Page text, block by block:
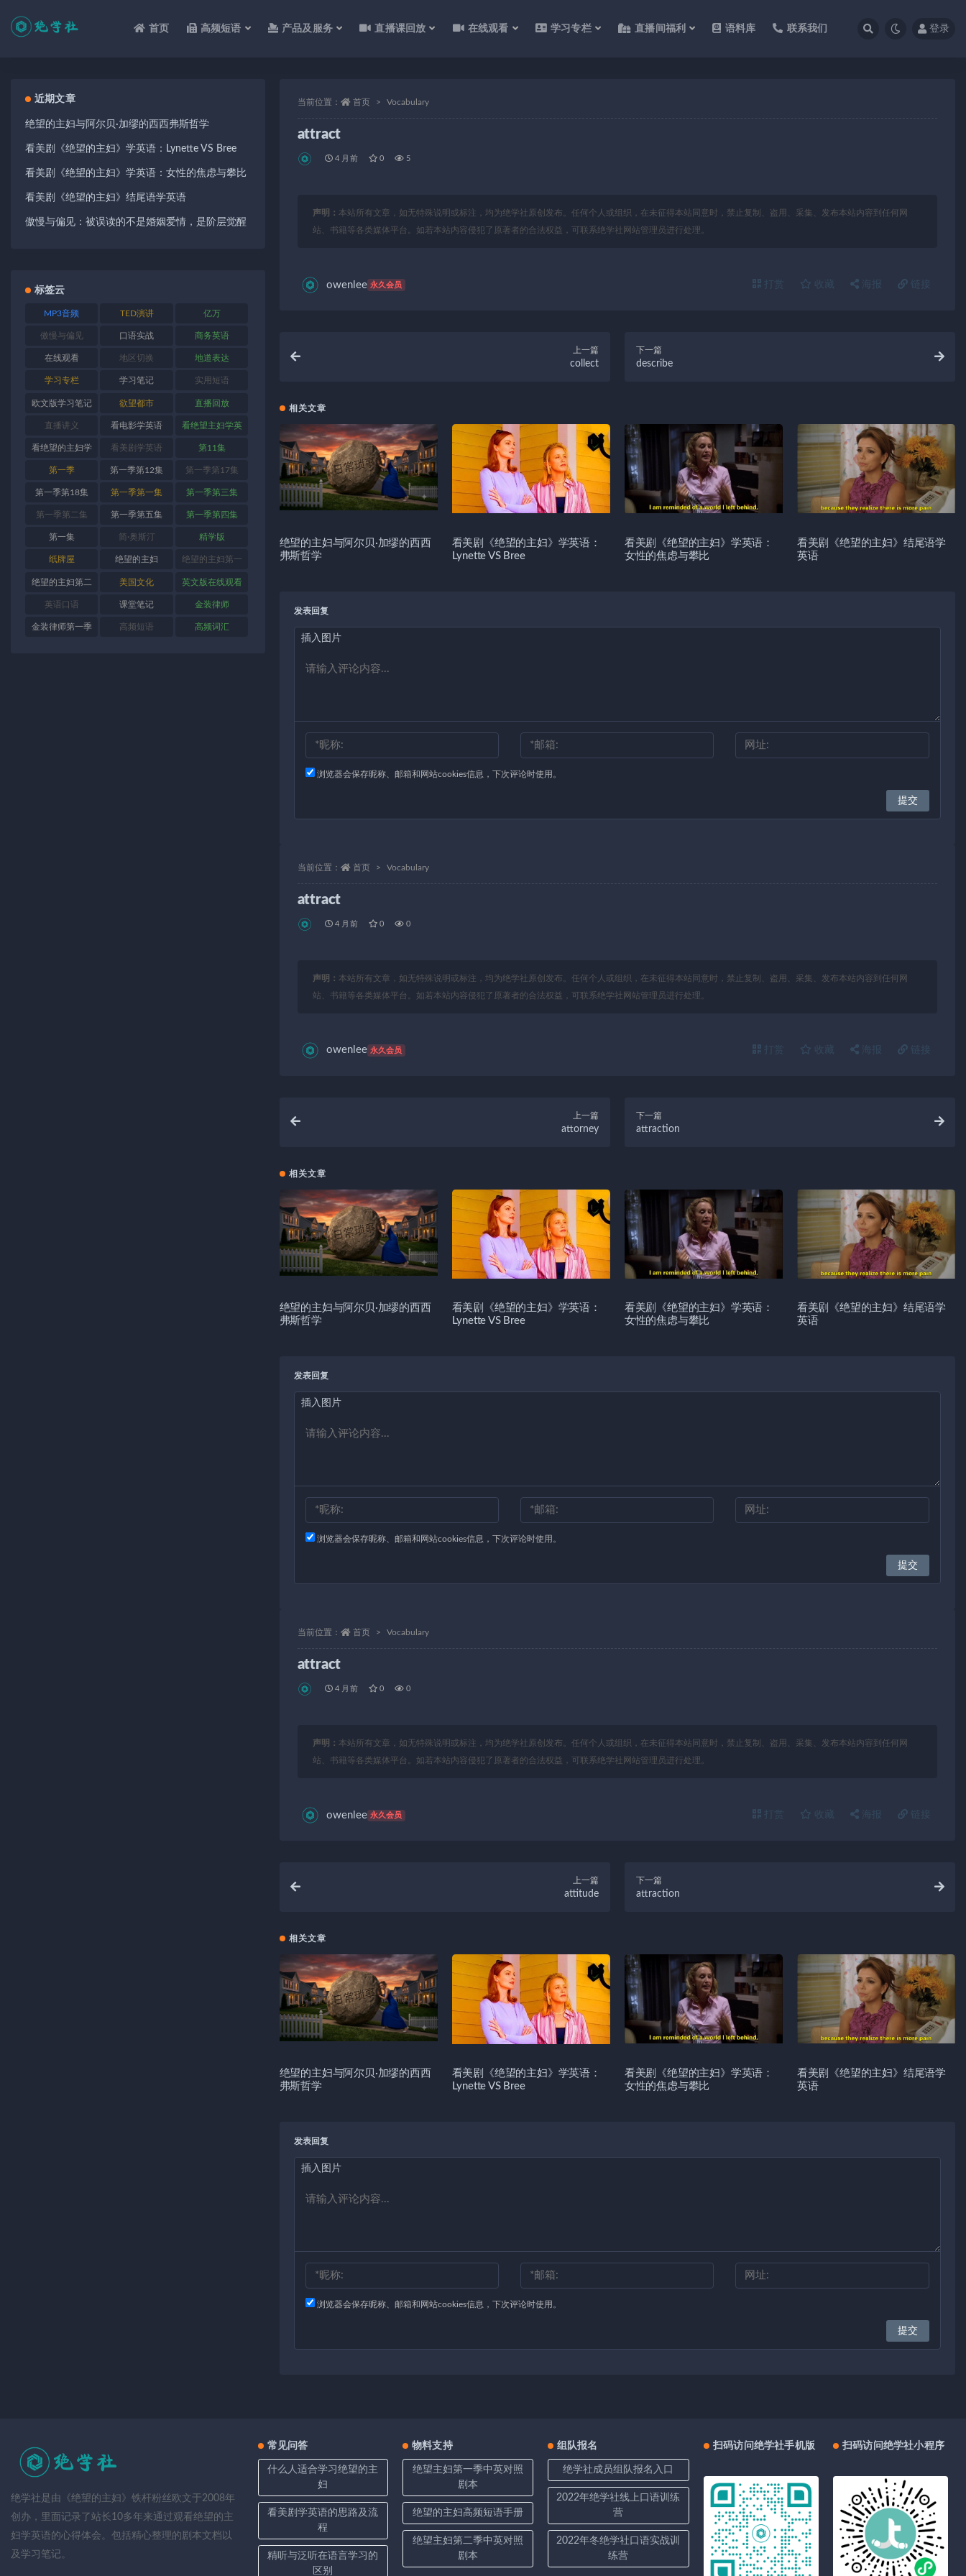
首页 高频短语 产品及服务 直播课回放 在线观看 学习专栏 直播间福利 语料库 联系我们 登录
当前位置： 首页 Vocabulary
attract
4 月前 0 5
声明： 本站所有文章，如无特殊说明或标注，均为绝学社原创发布。任何个人或组织，在未征得本站同意时，禁止复制、盗用、采集、发布本站内容到任何网
站、书籍等各类媒体平台。如若本站内容侵犯了原著者的合法权益，可联系绝学社网站管理员进行处理。
owenlee 永久会员 打赏 收藏 海报 链接
上一篇
collect
下一篇
describe
相关文章
绝望的主妇与阿尔贝·加缪的西西
弗斯哲学
看美剧《绝望的主妇》学英语：
Lynette VS Bree
看美剧《绝望的主妇》学英语：
女性的焦虑与攀比
看美剧《绝望的主妇》结尾语学
英语
发表回复
插入图片
浏览器会保存昵称、邮箱和网站cookies信息，下次评论时使用。
当前位置： 首页 Vocabulary
attract
4 月前 0 0
声明： 本站所有文章，如无特殊说明或标注，均为绝学社原创发布。任何个人或组织，在未征得本站同意时，禁止复制、盗用、采集、发布本站内容到任何网
站、书籍等各类媒体平台。如若本站内容侵犯了原著者的合法权益，可联系绝学社网站管理员进行处理。
owenlee 永久会员 打赏 收藏 海报 链接
上一篇
attorney
下一篇
attraction
相关文章
绝望的主妇与阿尔贝·加缪的西西
弗斯哲学
看美剧《绝望的主妇》学英语：
Lynette VS Bree
看美剧《绝望的主妇》学英语：
女性的焦虑与攀比
看美剧《绝望的主妇》结尾语学
英语
发表回复
插入图片
浏览器会保存昵称、邮箱和网站cookies信息，下次评论时使用。
当前位置： 首页 Vocabulary
attract
4 月前 0 0
声明： 本站所有文章，如无特殊说明或标注，均为绝学社原创发布。任何个人或组织，在未征得本站同意时，禁止复制、盗用、采集、发布本站内容到任何网
站、书籍等各类媒体平台。如若本站内容侵犯了原著者的合法权益，可联系绝学社网站管理员进行处理。
owenlee 永久会员 打赏 收藏 海报 链接
上一篇
attitude
下一篇
attraction
相关文章
绝望的主妇与阿尔贝·加缪的西西
弗斯哲学
看美剧《绝望的主妇》学英语：
Lynette VS Bree
看美剧《绝望的主妇》学英语：
女性的焦虑与攀比
看美剧《绝望的主妇》结尾语学
英语
发表回复
插入图片
浏览器会保存昵称、邮箱和网站cookies信息，下次评论时使用。
近期文章
绝望的主妇与阿尔贝·加缪的西西弗斯哲学
看美剧《绝望的主妇》学英语：Lynette VS Bree
看美剧《绝望的主妇》学英语：女性的焦虑与攀比
看美剧《绝望的主妇》结尾语学英语
傲慢与偏见：被误读的不是婚姻爱情，是阶层觉醒
标签云
MP3音频 TED演讲 亿万
傲慢与偏见 口语实战 商务英语
在线观看 地区切换 地道表达
学习专栏 学习笔记 实用短语
欧文版学习笔记 欲望都市 直播回放
直播讲义 看电影学英语 看绝望主妇学英
语
看绝望的主妇学
英语
看美剧学英语 第11集
第一季 第一季第12集 第一季第17集
第一季第18集 第一季第一集 第一季第三集
第一季第二集 第一季第五集 第一季第四集
第一集 简·奥斯汀 精学版
纸牌屋 绝望的主妇 绝望的主妇第一
季
绝望的主妇第二
季
美国文化 英文版在线观看
英语口语 课堂笔记 金装律师
金装律师第一季 高频短语 高频词汇
绝学社是由《绝望的主妇》铁杆粉丝欧文于2008年
创办，里面记录了站长10多年来通过观看绝望的主
妇学英语的心得体会。包括精心整理的剧本文档以
及学习笔记。
常见问答
什么人适合学习绝望的主
妇
看美剧学英语的思路及流
程
精听与泛听在语言学习的
区别
物料支持
绝望主妇第一季中英对照
剧本
绝望的主妇高频短语手册
绝望主妇第二季中英对照
剧本
组队报名
绝学社成员组队报名入口
2022年绝学社线上口语训练
营
2022年冬绝学社口语实战训
练营
扫码访问绝学社手机版 扫码访问绝学社小程序